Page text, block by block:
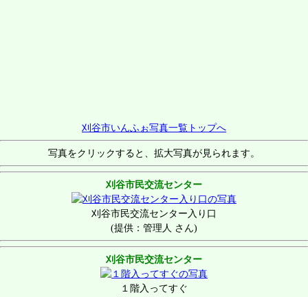
刈谷市いんふぉ写真一覧トップへ
写真をクリックすると、拡大写真が見られます。
刈谷市民交流センター
刈谷市民交流センター入り口
(提供：管理人 さん)
刈谷市民交流センター
１階入ってすぐ